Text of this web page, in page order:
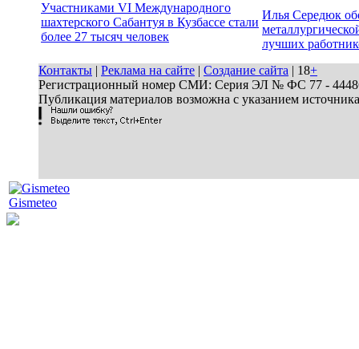
Участниками VI Международного
шахтерского Сабантуя в Кузбассе стали
более 27 тысяч человек
Илья Середюк
лучших
Контакты | Реклама на сайте | Создание сайта | 18+
Регистрационный номер СМИ: Серия ЭЛ № ФС 77 - 44486
Публикация материалов возможна с указанием
Gismeteo